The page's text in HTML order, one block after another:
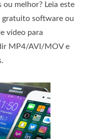
melhor? Leia este
gratuito software ou
vídeo para
MP4/AVI/MOV e